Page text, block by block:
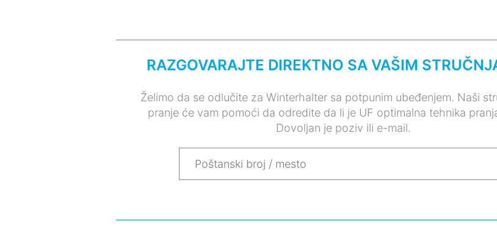
RAZGOVARAJTE DIREKTNO SA VAŠIM
Želimo da se odlučite za Winterhalter sa potpunim ubeđenjem. Naši
pranje će vam pomoći da odredite da li je UF optimalna tehnika
Dovoljan je poziv ili e-mail.